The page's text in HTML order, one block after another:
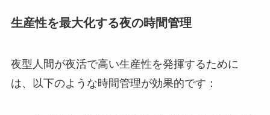
生産性を最大化する夜の時間管理
夜型人間が夜活で高い生産性を発揮するために
は、以下のような時間管理が効果的です：